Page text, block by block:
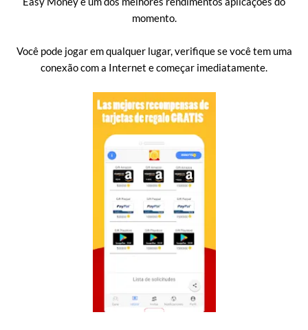
momento.
Você pode jogar em qualquer lugar, verifique se você tem uma
conexão com a Internet e começar imediatamente.